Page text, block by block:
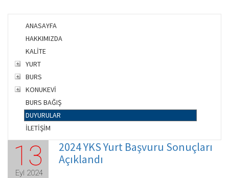
ANASAYFA
HAKKIMIZDA
KALİTE
YURT
BURS
KONUKEVİ
BURS BAĞIŞ
DUYURULAR
İLETİŞİM
13
Eyl 2024
2024 YKS Yurt Başvuru Sonuçları
Açıklandı